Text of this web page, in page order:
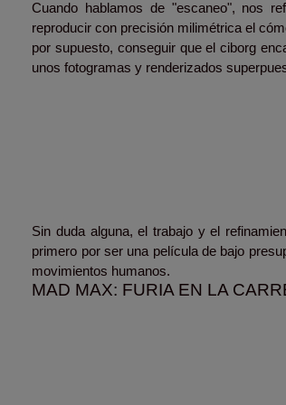
Cuando hablamos de "escaneo", nos
reproducir con precisión milimétrica el
por supuesto, conseguir que el ciborg
unos fotogramas y renderizados
Sin duda alguna, el trabajo y el
primero por ser una película de bajo
movimientos humanos.
MAD MAX: FURIA EN LA